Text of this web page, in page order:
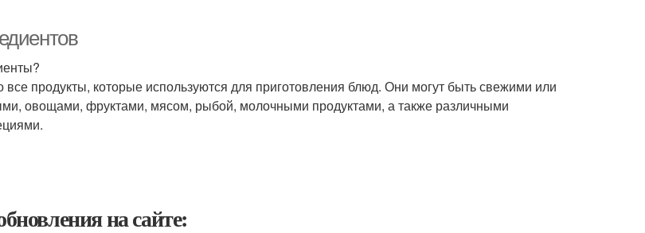
все продукты, которые используются для приготовления блюд. Они могут быть свежими или
овощами, фруктами, мясом, рыбой, молочными продуктами, а также различными
на сайте: